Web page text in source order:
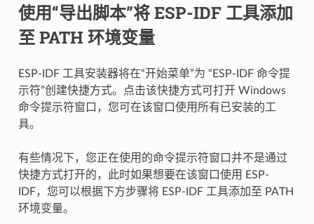
使用“导出脚本”将 ESP-IDF 工具添加
至 PATH 环境变量
ESP-IDF 工具安装器将在“开始菜单”为 “ESP-IDF 命令提
示符”创建快捷方式。点击该快捷方式可打开 Windows
命令提示符窗口，您可在该窗口使用所有已安装的工
具。
有些情况下，您正在使用的命令提示符窗口并不是通过
快捷方式打开的，此时如果想要在该窗口使用 ESP-
IDF，您可以根据下方步骤将 ESP-IDF 工具添加至 PATH
环境变量。